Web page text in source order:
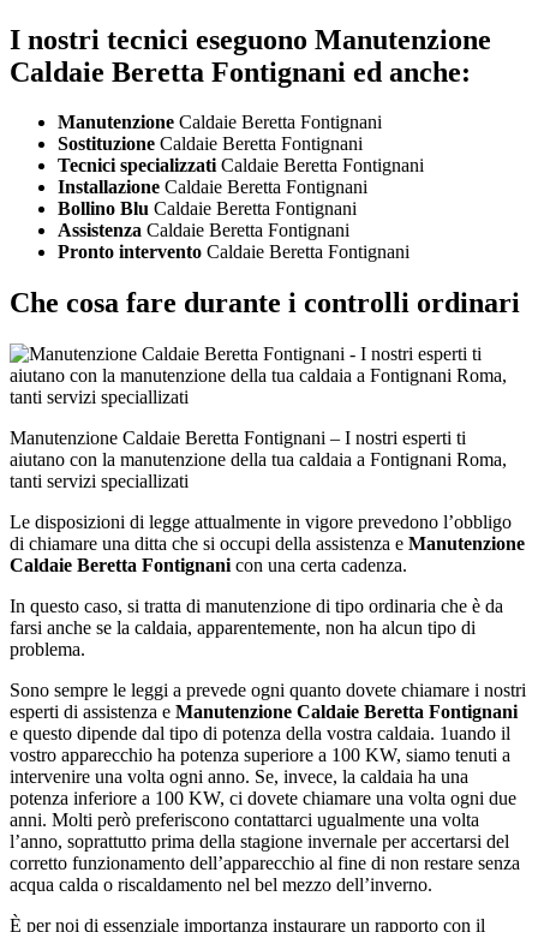
I nostri tecnici eseguono Manutenzione
Caldaie Beretta Fontignani ed anche:
Manutenzione Caldaie Beretta Fontignani
Sostituzione Caldaie Beretta Fontignani
Tecnici specializzatiCaldaie Beretta Fontignani
Installazione Caldaie Beretta Fontignani
Bollino Blu Caldaie Beretta Fontignani
Assistenza Caldaie Beretta Fontignani
Pronto intervento Caldaie Beretta Fontignani
Che cosa fare durante i controlli ordinari
Manutenzione Caldaie Beretta Fontignani – I nostri esperti ti
aiutano con la manutenzione della tua caldaia a Fontignani Roma,
tanti servizi speciallizati
Le disposizioni di legge attualmente in vigore prevedono l’obbligo
di chiamare una ditta che si occupi della assistenza e Manutenzione
Caldaie Beretta Fontignani con una certa cadenza.
In questo caso, si tratta di manutenzione di tipo ordinaria che è da
farsi anche se la caldaia, apparentemente, non ha alcun tipo di
problema.
Sono sempre le leggi a prevede ogni quanto dovete chiamare i nostri
esperti di assistenza e Manutenzione Caldaie Beretta Fontignani
e questo dipende dal tipo di potenza della vostra caldaia. 1uando il
vostro apparecchio ha potenza superiore a 100 KW, siamo tenuti a
intervenire una volta ogni anno. Se, invece, la caldaia ha una
potenza inferiore a 100 KW, ci dovete chiamare una volta ogni due
anni. Molti però preferiscono contattarci ugualmente una volta
l’anno, soprattutto prima della stagione invernale per accertarsi del
corretto funzionamento dell’apparecchio al fine di non restare senza
acqua calda o riscaldamento nel bel mezzo dell’inverno.
È per noi di essenziale importanza instaurare un rapporto con il